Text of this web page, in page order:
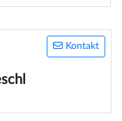
Kontakt